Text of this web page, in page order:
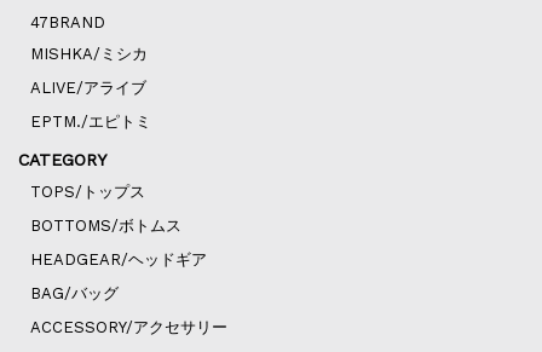
47BRAND
MISHKA/ミシカ
ALIVE/アライブ
EPTM./エピトミ
CATEGORY
TOPS/トップス
BOTTOMS/ボトムス
HEADGEAR/ヘッドギア
BAG/バッグ
ACCESSORY/アクセサリー